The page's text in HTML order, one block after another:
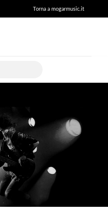
Torna a mogarmusic.it